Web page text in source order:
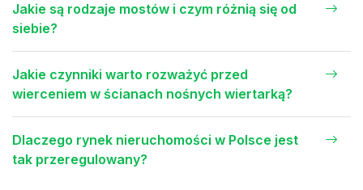
Jakie są rodzaje mostów i czym różnią się od
siebie?
Jakie czynniki warto rozważyć przed
wierceniem w ścianach nośnych wiertarką?
Dlaczego rynek nieruchomości w Polsce jest
tak przeregulowany?